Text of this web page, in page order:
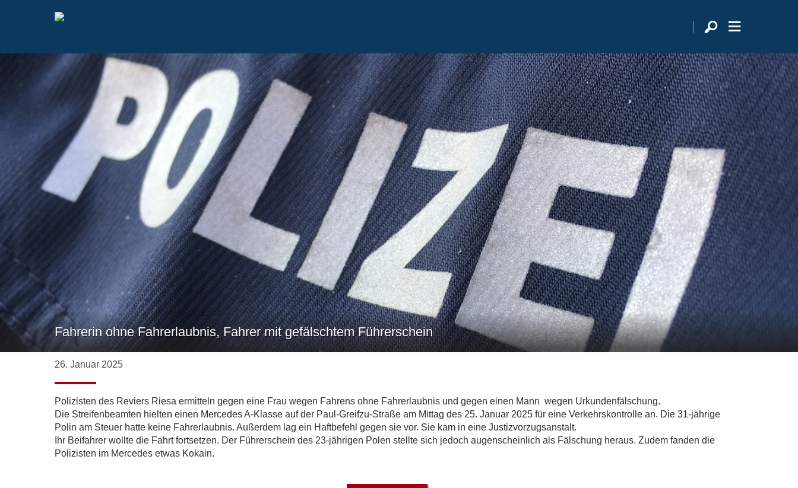
Fahrerin ohne Fahrerlaubnis, Fahrer mit gefälschtem Führerschein
26. Januar 2025
Polizisten des Reviers Riesa ermitteln gegen eine Frau wegen Fahrens ohne Fahrerlaubnis und gegen einen Mann wegen Urkundenfälschung.
Die Streifenbeamten hielten einen Mercedes A-Klasse auf der Paul-Greifzu-Straße am Mittag des 25. Januar 2025 für eine Verkehrskontrolle an. Die 31-jährige
Polin am Steuer hatte keine Fahrerlaubnis. Außerdem lag ein Haftbefehl gegen sie vor. Sie kam in eine Justizvorzugsanstalt.
Ihr Beifahrer wollte die Fahrt fortsetzen. Der Führerschein des 23-jährigen Polen stellte sich jedoch augenscheinlich als Fälschung heraus. Zudem fanden die
Polizisten im Mercedes etwas Kokain.